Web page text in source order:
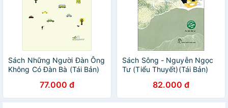
Sách Những Người Đàn Ông
Không Có Đàn Bà (Tái Bản)
77.000 đ
Sách Sông - Nguyễn Ngọc
Tư (Tiểu Thuyết)(Tái Bản)
82.000 đ